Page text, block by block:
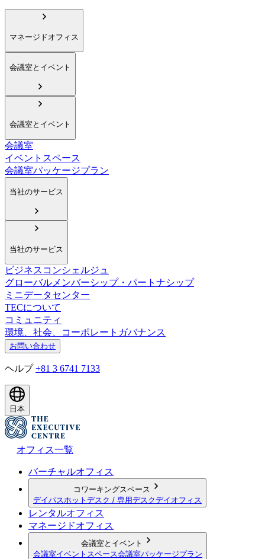
マネージドオフィス
会議室とイベント
会議室とイベント
会議室
イベントスペース
会議室パッケージプラン
当社のサービス
当社のサービス
ビジネスコンシェルジュ
グローバルメンバーシップ・パートナシップ
ミニデータセンター
TECについて
コミュニティ
環境、社会、コーポレートガバナンス
お問い合わせ
ヘルプ +81 3 6741 7133
日本
オフィス一覧
バーチャルオフィス
コワーキングスペース
デイパス ホットデスク / 専用デスクデイオフィス
レンタルオフィス
マネージドオフィス
会議室とイベント
会議室イベントスペース会議室パッケージプラン